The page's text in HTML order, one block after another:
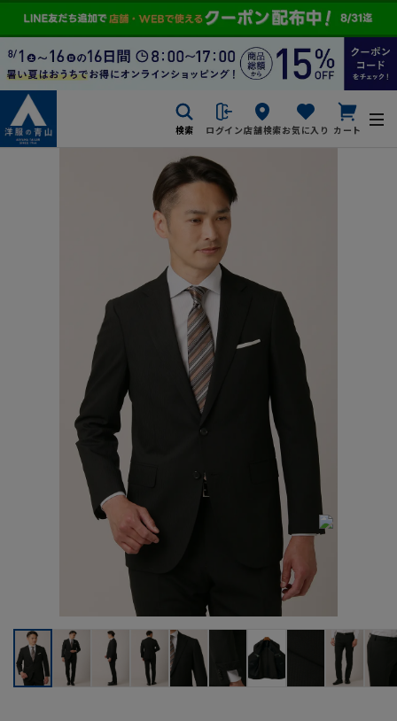
検索 ログイン店舗検索お気に入り カート